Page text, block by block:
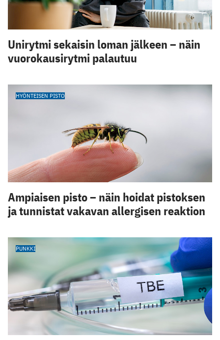
Unirytmi sekaisin loman jälkeen – näin
vuorokausirytmi palautuu
HYÖNTEISEN PISTO
Ampiaisen pisto – näin hoidat pistoksen
ja tunnistat vakavan allergisen reaktion
PUNKKI